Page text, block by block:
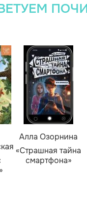
Алла Озорнина
«Страшная тайна
смартфона»